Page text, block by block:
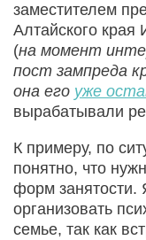
заместителем
Алтайского края
(на момент
пост зампреда
она его уже
вырабатывали
К примеру, по
понятно, что
форм занятости.
организовать
семье, так как